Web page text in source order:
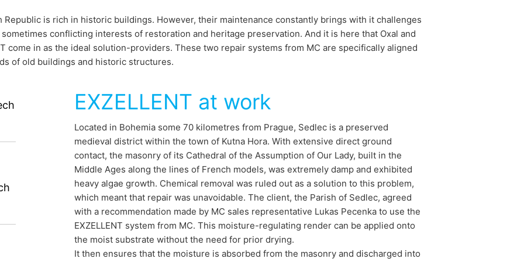
applications
Republic
in historic buildings. And it is here that
in as the ideal solution-providers. These
are specifically aligned to the needs of
Republic is rich in historic buildings. However, their maintenance constantly brings with it challenges
conflicting interests of restoration and heritage preservation. And it is here that Oxal and
come in as the ideal solution-providers. These two repair systems from MC are specifically aligned
of old buildings and historic structures.
EXZELLENT at work
Located in Bohemia some 70 kilometres from Prague, Sedlec is a preserved
medieval district within the town of Kutna Hora. With extensive direct ground
contact, the masonry of its Cathedral of the Assumption of Our Lady, built in the
Middle Ages along the lines of French models, was extremely damp and exhibited
heavy algae growth. Chemical removal was ruled out as a solution to this problem,
which meant that repair was unavoidable. The client, the Parish of Sedlec, agreed
with a recommendation made by MC sales representative Lukas Pecenka to use the
EXZELLENT system from MC. This moisture-regulating render can be applied onto
the moist substrate without the need for prior drying.
It then ensures that the moisture is absorbed from the masonry and discharged into
alebo tretej osobe, v bežnom, strojovo čitateľnom formáte, údaje, ktoré na základe Vášho súhlasu alebo
automatizovanej podobe. Keď požadujete priamy prevod údajov na inú zodpovednú osobu, stane sa tak
o ochrane údajov máte kedykoľvek právo požiadať MC-Bauchemie o rozsiahle poskytnutie informácií
- Základného nariadenia o ochrane údajov môžete od nás kedykoľvek vyžadovať opravu, vymazanie